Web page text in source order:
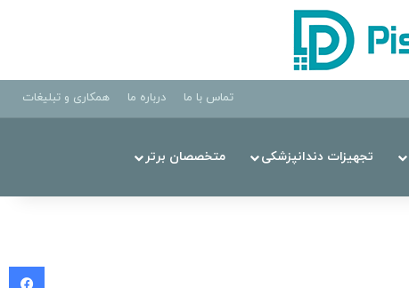
تماس با ما درباره ما همکاری و تبلیغات
تجهیزات دندانپزشکی متخصصان برتر